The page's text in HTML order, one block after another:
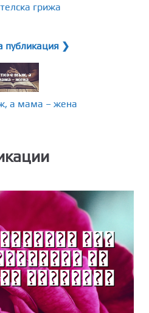
грижа
публикация ❯
а мама – жена